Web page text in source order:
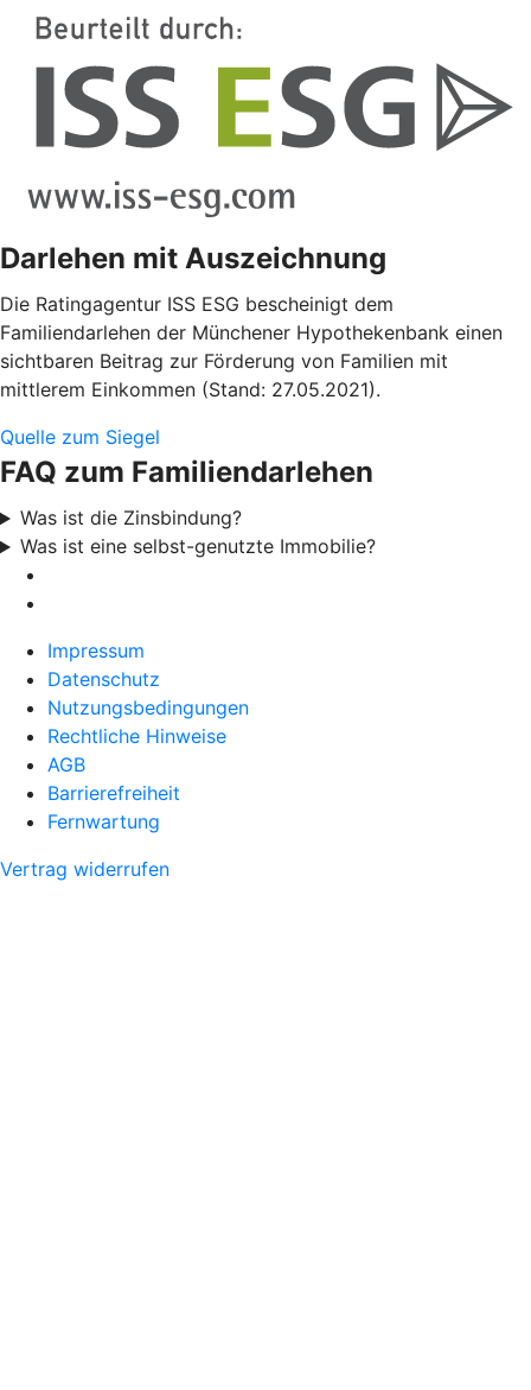
Darlehen mit Auszeichnung
Die Ratingagentur ISS ESG bescheinigt dem
Familiendarlehen der Münchener Hypothekenbank einen
sichtbaren Beitrag zur Förderung von Familien mit
mittlerem Einkommen (Stand: 27.05.2021).
Quelle zum Siegel
FAQ zum Familiendarlehen
Was ist die Zinsbindung?
Was ist eine selbst-genutzte Immobilie?
Impressum
Datenschutz
Nutzungsbedingungen
Rechtliche Hinweise
AGB
Barrierefreiheit
Fernwartung
Vertrag widerrufen